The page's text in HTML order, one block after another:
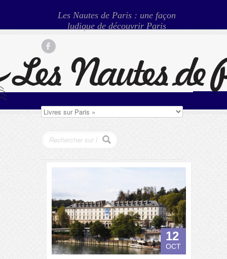
Les Nautes de Paris : une façon
ludique de découvrir Paris
12
OCT